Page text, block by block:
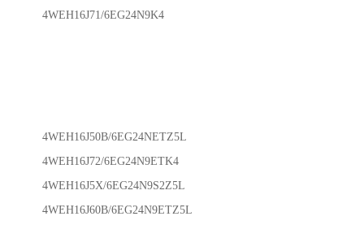
4WEH16J71/6EG24N9K4
4WEH16J50B/6EG24NETZ5L
4WEH16J72/6EG24N9ETK4
4WEH16J5X/6EG24N9S2Z5L
4WEH16J60B/6EG24N9ETZ5L